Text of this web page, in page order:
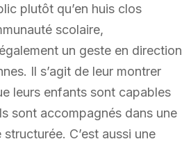
plutôt qu’en huis clos
scolaire,
un geste en direction
Il s’agit de leur montrer
leurs enfants sont capables
sont accompagnés dans une
C’est aussi une